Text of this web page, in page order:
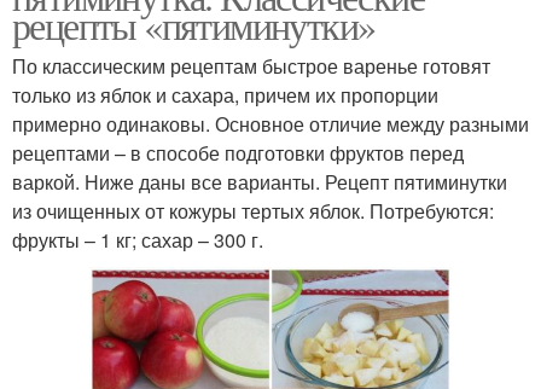
рецепты «пятиминутки»
По классическим рецептам быстрое варенье готовят
только из яблок и сахара, причем их пропорции
примерно одинаковы. Основное отличие между разными
рецептами – в способе подготовки фруктов перед
варкой. Ниже даны все варианты. Рецепт пятиминутки
из очищенных от кожуры тертых яблок. Потребуются:
фрукты – 1 кг; сахар – 300 г.